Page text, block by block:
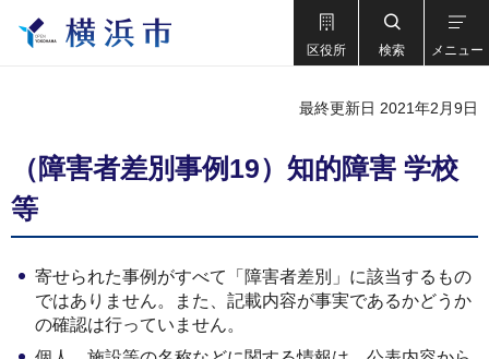
区役所 検索 メニュー
最終更新日 2021年2月9日
（障害者差別事例19）知的障害 学校
等
寄せられた事例がすべて「障害者差別」に該当するもの
ではありません。また、記載内容が事実であるかどうか
の確認は行っていません。